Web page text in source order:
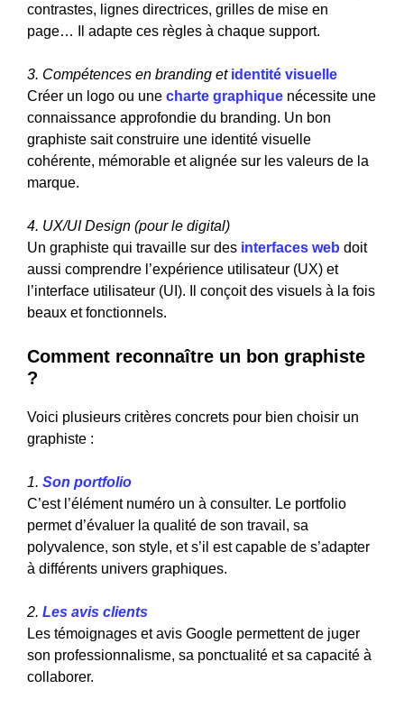
contrastes, lignes directrices, grilles de mise en
page… Il adapte ces règles à chaque support.
3. Compétences en branding et identité visuelle
Créer un logo ou une charte graphique nécessite une
connaissance approfondie du branding. Un bon
graphiste sait construire une identité visuelle
cohérente, mémorable et alignée sur les valeurs de la
marque.
4. UX/UI Design (pour le digital)
Un graphiste qui travaille sur des interfaces web doit
aussi comprendre l’expérience utilisateur (UX) et
l’interface utilisateur (UI). Il conçoit des visuels à la fois
beaux et fonctionnels.
Comment reconnaître un bon graphiste
?
Voici plusieurs critères concrets pour bien choisir un
graphiste :
1. Son portfolio
C’est l’élément numéro un à consulter. Le portfolio
permet d’évaluer la qualité de son travail, sa
polyvalence, son style, et s’il est capable de s’adapter
à différents univers graphiques.
2. Les avis clients
Les témoignages et avis Google permettent de juger
son professionnalisme, sa ponctualité et sa capacité à
collaborer.